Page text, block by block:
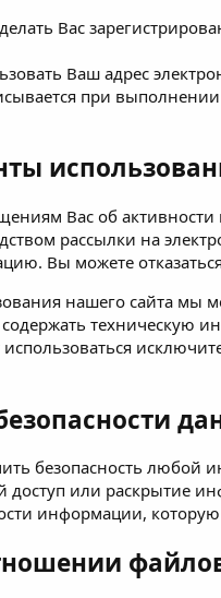
Вас
Ваш адрес
при
Вас об
рассылки на
Вы можете
нашего сайта
техническую
безопасность любой
доступ или раскрытие
информации,